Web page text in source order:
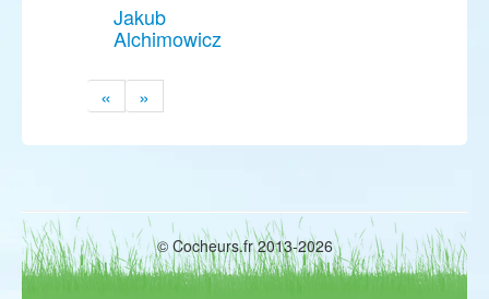
Jakub
Alchimowicz
« »
© Cocheurs.fr 2013-2026